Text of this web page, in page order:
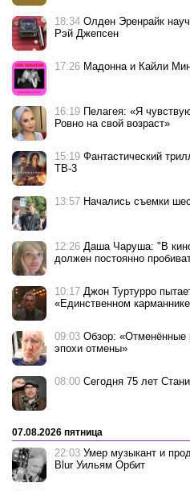
18:34 Олден Эренрайк
Рэй Джепсен
17:26 Мадонна и Кайли
16:19 Пелагея: «Я
Ровно на свой возраст»
15:19 Фантастический
ТВ-3
13:57 Начались съемки
12:26 Даша Чаруша: "В
должен постоянно
10:17 Джон Туртурро
«Единственном
09:03 Обзор: «Отменённые
эпохи отмены»
08:00 Сегодня 75 лет
07.08.2026 пятница
22:03 Умер музыкант и
Blur Уильям Орбит